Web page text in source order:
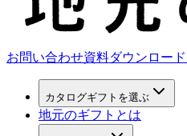
お問い合わせ資料ダウンロード
カタログギフトを選ぶ
地元のギフトとは